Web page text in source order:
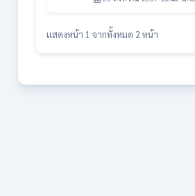
แสดงหน้า 1 จากทั้งหมด 2 หน้า